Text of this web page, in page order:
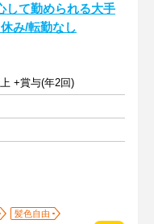
して勤められる大手
み/転勤なし
+賞与(年2回)
髪色自由